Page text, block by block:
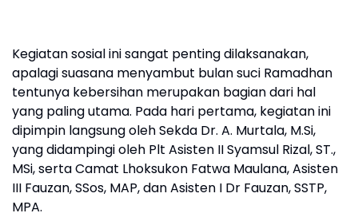
Kegiatan sosial ini sangat penting dilaksanakan,
apalagi suasana menyambut bulan suci Ramadhan
tentunya kebersihan merupakan bagian dari hal
yang paling utama. Pada hari pertama, kegiatan ini
dipimpin langsung oleh Sekda Dr. A. Murtala, M.Si,
yang didampingi oleh Plt Asisten II Syamsul Rizal, ST.,
MSi, serta Camat Lhoksukon Fatwa Maulana, Asisten
III Fauzan, SSos, MAP, dan Asisten I Dr Fauzan, SSTP,
MPA.